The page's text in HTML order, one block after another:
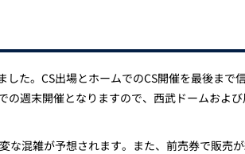
た。CS出場とホームでのCS開催を最後ま
週末開催となりますので、西武ドームおよ
混雑が予想されます。また、前売券で販売